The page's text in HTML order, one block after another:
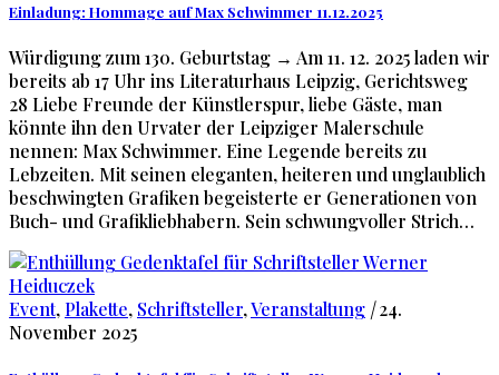
Einladung: Hommage auf Max Schwimmer 11.12.2025
Würdigung zum 130. Geburtstag → Am 11. 12. 2025 laden wir
bereits ab 17 Uhr ins Literaturhaus Leipzig, Gerichtsweg
28 Liebe Freunde der Künstlerspur, liebe Gäste, man
könnte ihn den Urvater der Leipziger Malerschule
nennen: Max Schwimmer. Eine Legende bereits zu
Lebzeiten. Mit seinen eleganten, heiteren und unglaublich
beschwingten Grafiken begeisterte er Generationen von
Buch- und Grafikliebhabern. Sein schwungvoller Strich…
Event, Plakette, Schriftsteller,Veranstaltung | 24.
November 2025